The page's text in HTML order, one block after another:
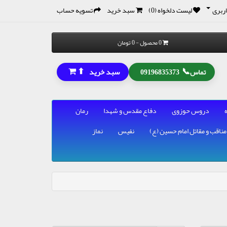
لیست دلخواه (0) سبد خرید تسویه حساب
0 محصول - 0 تومان
تماس📞
09196835373 سبد خرید ⬆
دروس حوزوی دفاع مقدس و شهدا
رمان
مناقب و مقاتل امام حسین (ع) نفیس
نماز